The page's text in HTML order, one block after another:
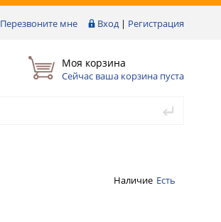
Перезвоните мне Вход | Регистрация
Моя корзина
Сейчас ваша корзина пуста
Наличие Есть